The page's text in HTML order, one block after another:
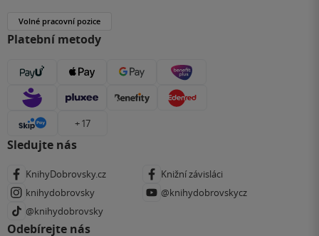
Volné pracovní pozice
Platební metody
+ 17
Sledujte nás
KnihyDobrovsky.cz
Knižní závisláci
knihydobrovsky
@knihydobrovskycz
@knihydobrovsky
Odebírejte nás